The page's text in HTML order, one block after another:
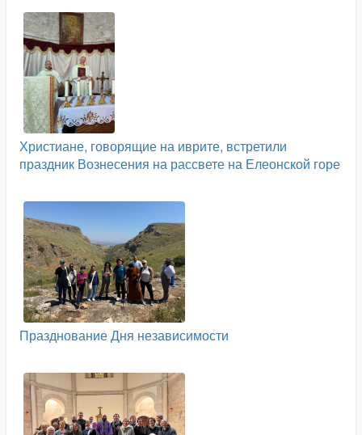
Христиане, говорящие на иврите, встретили
праздник Вознесения на рассвете на Елеонской горе
Празднование Дня независимости